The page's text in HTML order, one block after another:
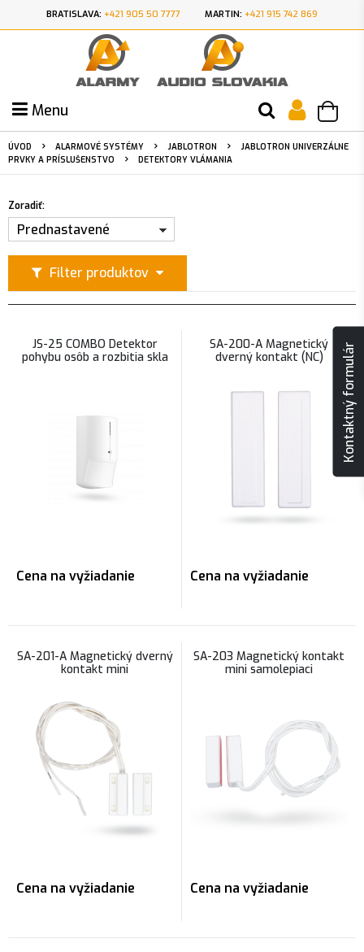
BRATISLAVA: +421 905 50 7777 MARTIN: +421 915 742 869
Menu
ÚVOD ALARMOVÉ SYSTÉMY JABLOTRON
JABLOTRON UNIVERZÁLNE
PRVKY A PRÍSLUŠENSTVO
DETEKTORY VLÁMANIA
Filter produktov
Zoradiť:
Prednastavené
JS-25 COMBO Detektor
pohybu osôb a rozbitia skla
Cena na vyžiadanie
SA-200-A Magnetický
dverný kontakt (NC)
Cena na vyžiadanie
SA-201-A Magnetický dverný
kontakt mini
Cena na vyžiadanie
SA-203 Magnetický kontakt
mini samolepiaci
Cena na vyžiadanie
Kontaktný formulár